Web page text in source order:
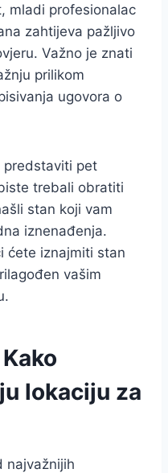
mladi profesionalac
zahtijeva pažljivo
Važno je znati
prilikom
ugovora o
predstaviti pet
trebali obratiti
stan koji vam
iznenađenja.
ćete iznajmiti stan
vašim
lokaciju za
najvažnijih